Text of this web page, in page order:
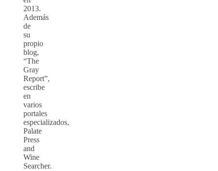
2013.
Además
de
su
propio
blog,
“The
Gray
Report”,
escribe
en
varios
portales
especializados,
Palate
Press
and
Wine
Searcher.